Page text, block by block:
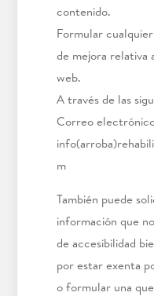
contenido.
Formular
de mejora relativa
web.
A través de las
Correo
m
También puede
información que
de accesibilidad
por estar exenta
o formular una